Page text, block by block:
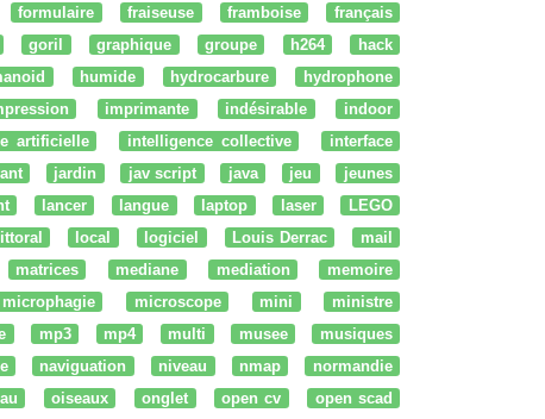
formulaire fraiseuse framboise
français
goril graphique groupe h264
hack
humide hydrocarbure
hydrophone
imprimante indésirable
indoor
artificielle intelligence collective
interface
jardin jav script java jeu
jeunes
lancer langue laptop laser
LEGO
littoral local logiciel Louis Derrac
mail
matrices mediane mediation
memoire
microphagie microscope mini
ministre
mp3 mp4 multi musee
musiques
naviguation niveau nmap
normandie
oiseaux onglet open cv
open scad